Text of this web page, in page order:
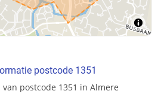
postcode 1351
postcode 1351 in Almere